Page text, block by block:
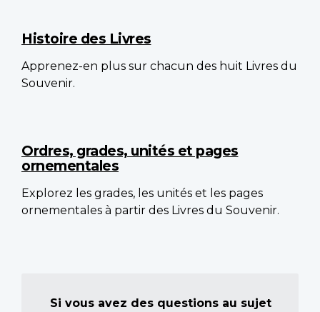
Histoire des Livres
Apprenez-en plus sur chacun des huit Livres du
Souvenir.
Ordres, grades, unités et pages
ornementales
Explorez les grades, les unités et les pages
ornementales à partir des Livres du Souvenir.
Si vous avez des questions au sujet